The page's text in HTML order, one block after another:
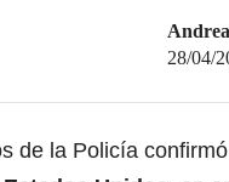
28/04/
de la Policía